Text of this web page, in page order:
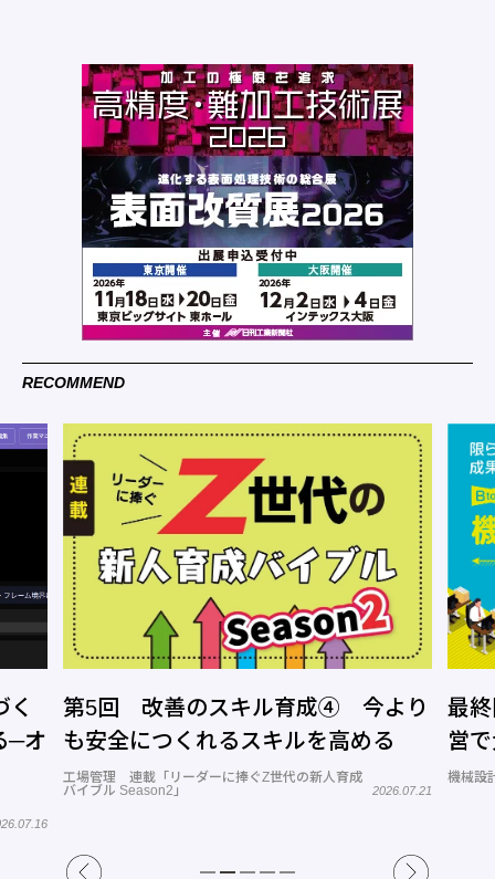
RECOMMEND
く
─オ
第5回 改善のスキル育成④ 今より
も安全につくれるスキルを高める
工場管理 連載「リーダーに捧ぐZ世代の新人育成
バイブル Season2」
2026.07.21
最
営
機械設